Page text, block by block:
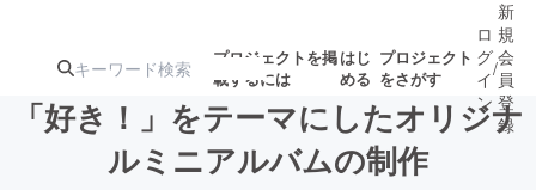
プロジェクトを掲
載するには
はじ
める
プロジェクト
をさがす
ロ
グ
イ
ン
/
新
規
会
員
登
録
「好き！」をテーマにしたオリジナ
ルミニアルバムの制作